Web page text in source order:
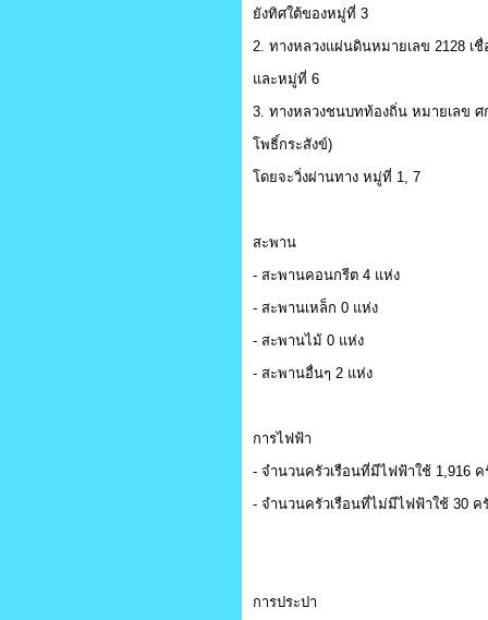
ยังทิศใต้ของหมู่ที่ 3
2. ทางหลวงแผ่นดินหมายเลข 2128 เ
และหมู่ที่ 6
3. ทางหลวงชนบทท้องถิ่น หมายเลข
โพธิ์กระสังข์)
โดยจะวิ่งผ่านทาง หมู่ที่ 1, 7
สะพาน
- สะพานคอนกรีต 4 แห่ง
- สะพานเหล็ก 0 แห่ง
- สะพานไม้ 0 แห่ง
- สะพานอื่นๆ 2 แห่ง
การไฟฟ้า
- จำนวนครัวเรือนที่มีไฟฟ้าใช้ 1,916 ค
- จำนวนครัวเรือนที่ไม่มีไฟฟ้าใช้ 30 ค
การประปา